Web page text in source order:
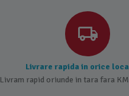
Livrare rapida in orice
Livram rapid oriunde in tara fara